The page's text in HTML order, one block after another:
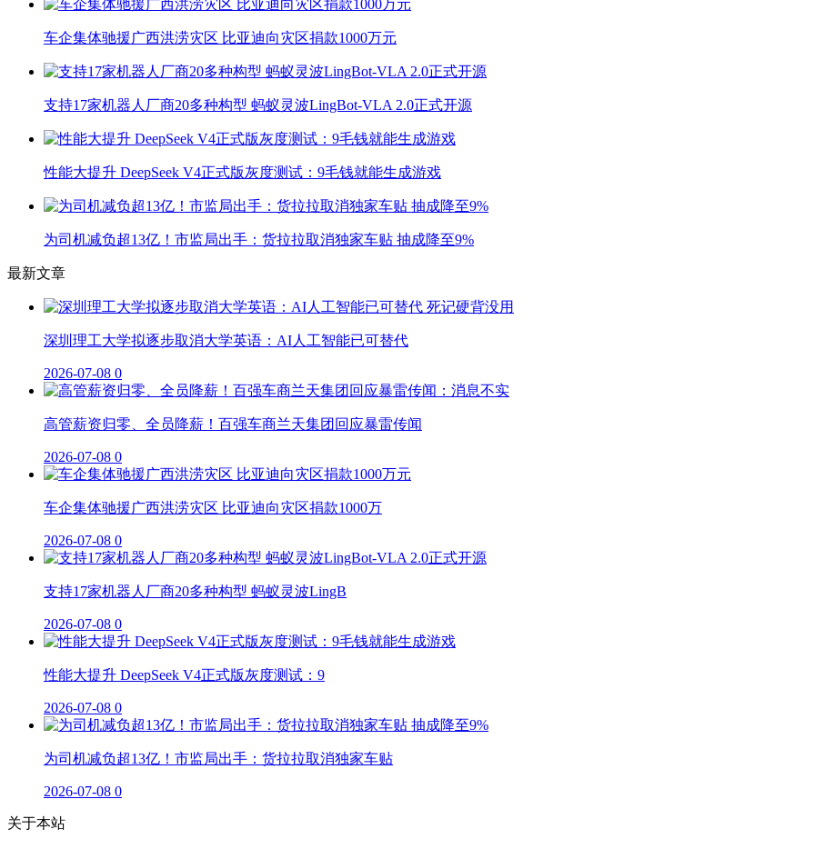
车企集体驰援广西洪涝灾区 比亚迪向灾区捐款1000万元
支持17家机器人厂商20多种构型 蚂蚁灵波LingBot-VLA 2.0正式开源
性能大提升 DeepSeek V4正式版灰度测试：9毛钱就能生成游戏
为司机减负超13亿！市监局出手：货拉拉取消独家车贴 抽成降至9%
最新文章
深圳理工大学拟逐步取消大学英语：AI人工智能已可替代
2026-07-08 0
高管薪资归零、全员降薪！百强车商兰天集团回应暴雷传闻
2026-07-08 0
车企集体驰援广西洪涝灾区 比亚迪向灾区捐款1000万
2026-07-08 0
支持17家机器人厂商20多种构型 蚂蚁灵波LingB
2026-07-08 0
性能大提升 DeepSeek V4正式版灰度测试：9
2026-07-08 0
为司机减负超13亿！市监局出手：货拉拉取消独家车贴
2026-07-08 0
关于本站